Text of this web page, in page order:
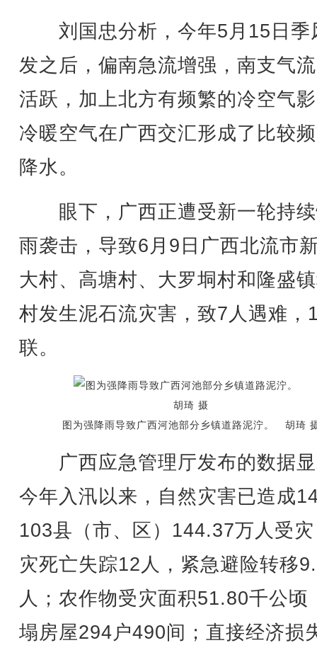
刘国忠分析，今年5月15日季
发之后，偏南急流增强，南支气
活跃，加上北方有频繁的冷空气
冷暖空气在广西交汇形成了比较
降水。
眼下，广西正遭受新一轮持
雨袭击，导致6月9日广西北流市
大村、高塘村、大罗垌村和隆盛
村发生泥石流灾害，致7人遇难，
联。
图为强降雨导致广西河池部分乡镇道路泥泞。 胡琦
广西应急管理厅发布的数据
今年入汛以来，自然灾害已造成
103县（市、区）144.37万人受
灾死亡失踪12人，紧急避险转移
人；农作物受灾面积51.80千公顷
塌房屋294户490间；直接经济损